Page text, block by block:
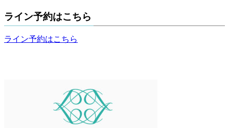
ライン予約はこちら
ライン予約はこちら